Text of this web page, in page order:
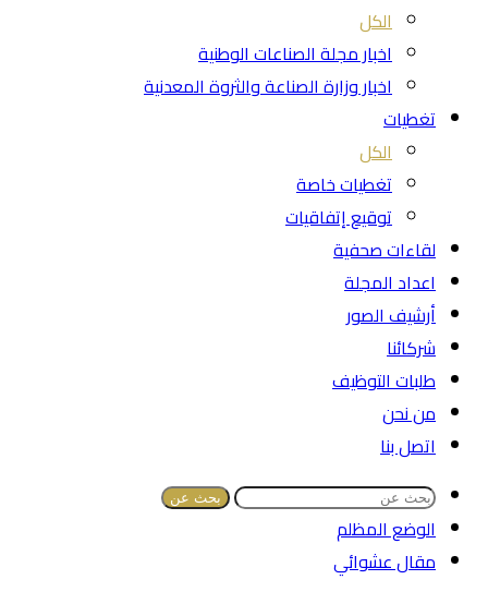
الكل
اخبار مجلة الصناعات الوطنية
اخبار وزارة الصناعة والثروة المعدنية
تغطيات
الكل
تغطيات خاصة
توقيع إتفاقيات
لقاءات صحفية
اعداد المجلة
أرشيف الصور
شركائنا
طلبات التوظيف
من نحن
اتصل بنا
بحث عن
الوضع المظلم
مقال عشوائي